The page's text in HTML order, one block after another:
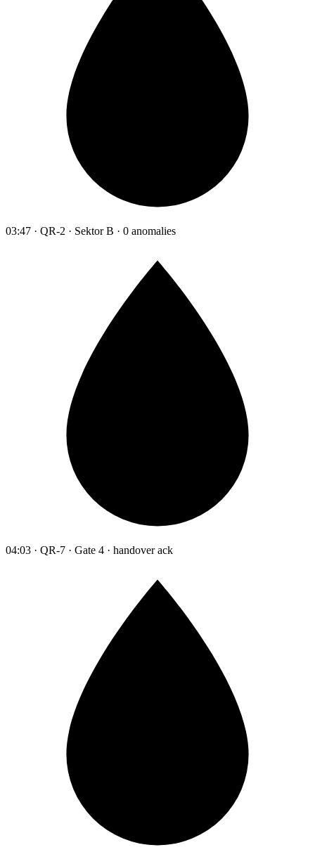
03:47 · QR-2 · Sektor B · 0 anomalies
04:03 · QR-7 · Gate 4 · handover ack